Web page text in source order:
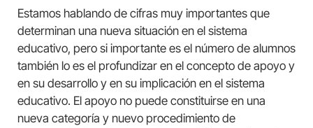
Estamos hablando de cifras muy importantes que
determinan una nueva situación en el sistema
educativo, pero si importante es el número de alumnos
también lo es el profundizar en el concepto de apoyo y
en su desarrollo y en su implicación en el sistema
educativo. El apoyo no puede constituirse en una
nueva categoría y nuevo procedimiento de